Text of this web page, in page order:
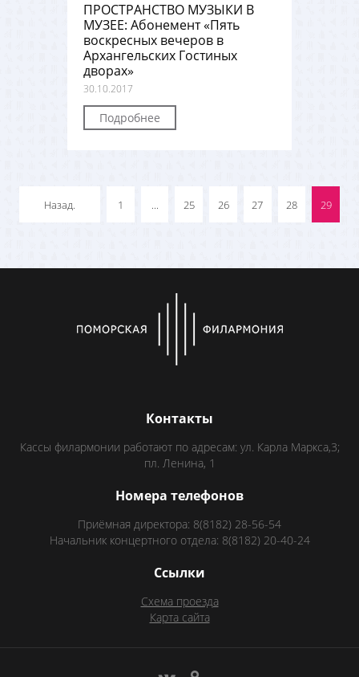
ПРОСТРАНСТВО МУЗЫКИ В
МУЗЕЕ: Абонемент «Пять
воскресных вечеров в
Архангельских Гостиных
дворах»
30.10.2017
Подробнее
Назад. 1 ... 25 26 27 28 29
Контакты
Кассы филармонии работают по адресам: ул. Карла Маркса,3;
пл. Ленина, 1
Номера телефонов
Приёмная директора: 8(8182) 28-56-54
Начальник концертного отдела: 8(8182) 20-40-24
Ссылки
Схема проезда
Карта сайта